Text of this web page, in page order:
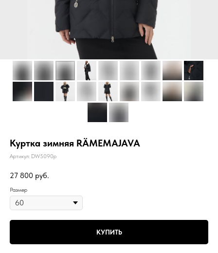
Куртка зимняя RÄMEMAJAVA
Артикул: DW5090p
27 800 руб.
Размер
КУПИТЬ